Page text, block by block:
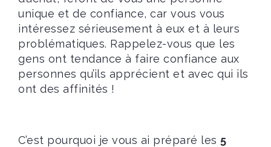
unique et de confiance, car vous vous
intéressez sérieusement à eux et à leurs
problématiques. Rappelez-vous que les
gens ont tendance à faire confiance aux
personnes qu’ils apprécient et avec qui ils
ont des affinités !
C’est pourquoi je vous ai préparé les 5